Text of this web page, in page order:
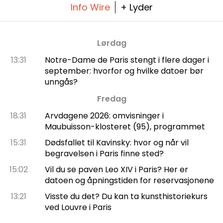
Info Wire + Lyder
Lørdag
13:31
Notre-Dame de Paris stengt i flere dager i
september: hvorfor og hvilke datoer bør
unngås?
Fredag
18:31
Arvdagene 2026: omvisninger i
Maubuisson-klosteret (95), programmet
15:31
Dødsfallet til Kavinsky: hvor og når vil
begravelsen i Paris finne sted?
15:02
Vil du se paven Leo XIV i Paris? Her er
datoen og åpningstiden for reservasjonene
13:21
Visste du det? Du kan ta kunsthistoriekurs
ved Louvre i Paris